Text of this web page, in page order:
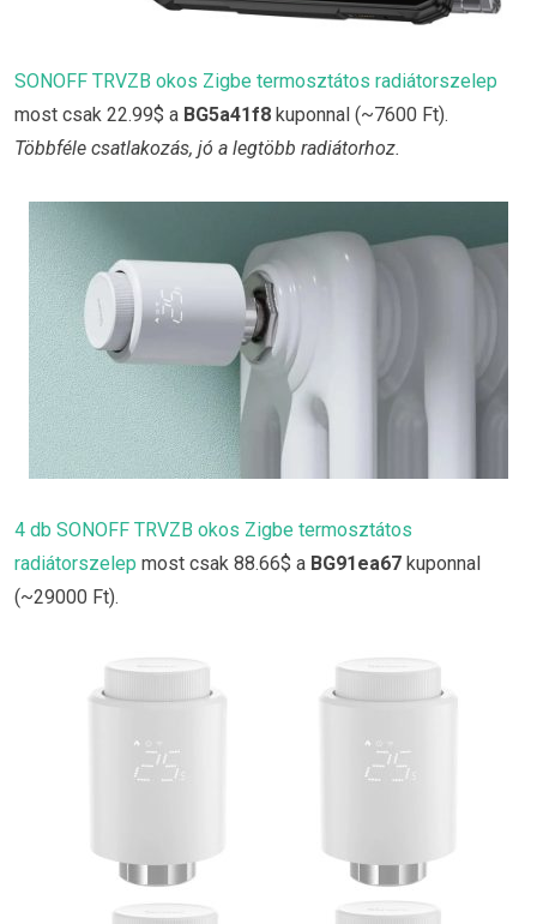
SONOFF TRVZB okos Zigbe termosztátos radiátorszelep
most csak 22.99$ a BG5a41f8 kuponnal (~7600 Ft).
Többféle csatlakozás, jó a legtöbb radiátorhoz.
4 db SONOFF TRVZB okos Zigbe termosztátos
radiátorszelep most csak 88.66$ a BG91ea67 kuponnal
(~29000 Ft).